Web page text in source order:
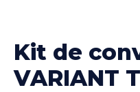
Kit de
VARIANT